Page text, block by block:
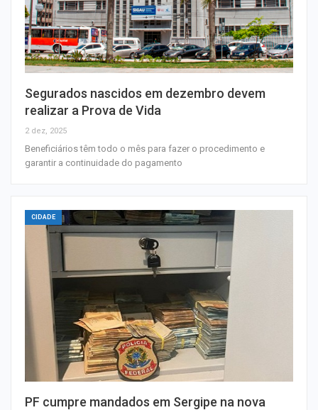
Segurados nascidos em dezembro devem
realizar a Prova de Vida
2 dez, 2025
Beneficiários têm todo o mês para fazer o procedimento e
garantir a continuidade do pagamento
CIDADE
PF cumpre mandados em Sergipe na nova